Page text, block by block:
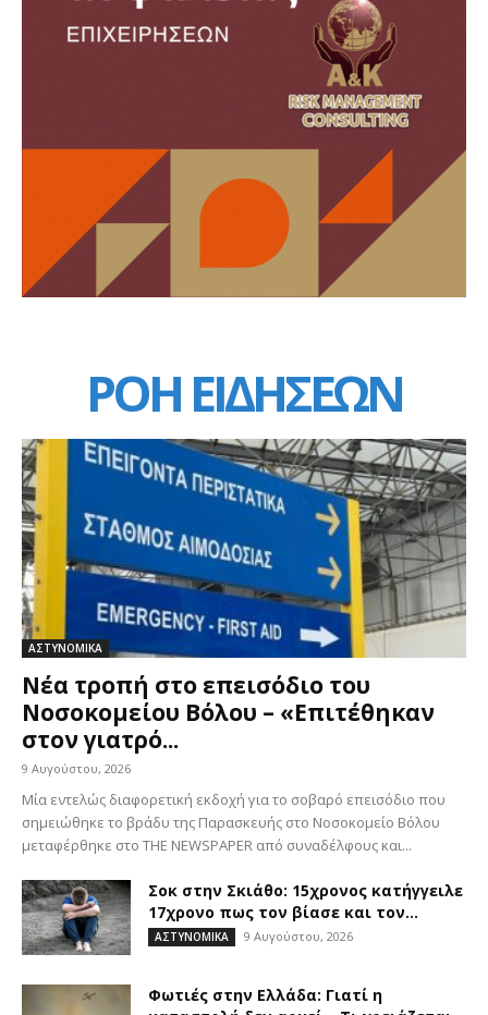
ΡΟΗ ΕΙΔΗΣΕΩΝ
ΑΣΤΥΝΟΜΙΚΑ
Νέα τροπή στο επεισόδιο του
Νοσοκομείου Βόλου – «Επιτέθηκαν
στον γιατρό...
9 Αυγούστου, 2026
Μία εντελώς διαφορετική εκδοχή για το σοβαρό επεισόδιο που
σημειώθηκε το βράδυ της Παρασκευής στο Νοσοκομείο Βόλου
μεταφέρθηκε στο THE NEWSPAPER από συναδέλφους και...
Σοκ στην Σκιάθο: 15χρονος κατήγγειλε
17χρονο πως τον βίασε και τον...
ΑΣΤΥΝΟΜΙΚΑ 9 Αυγούστου, 2026
Φωτιές στην Ελλάδα: Γιατί η